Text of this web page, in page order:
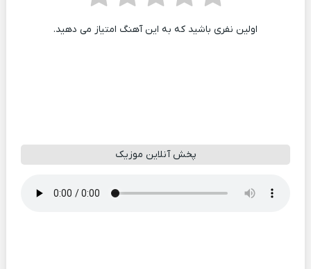
اولین نفری باشید که به این آهنگ امتیاز می دهید.
پخش آنلاین موزیک